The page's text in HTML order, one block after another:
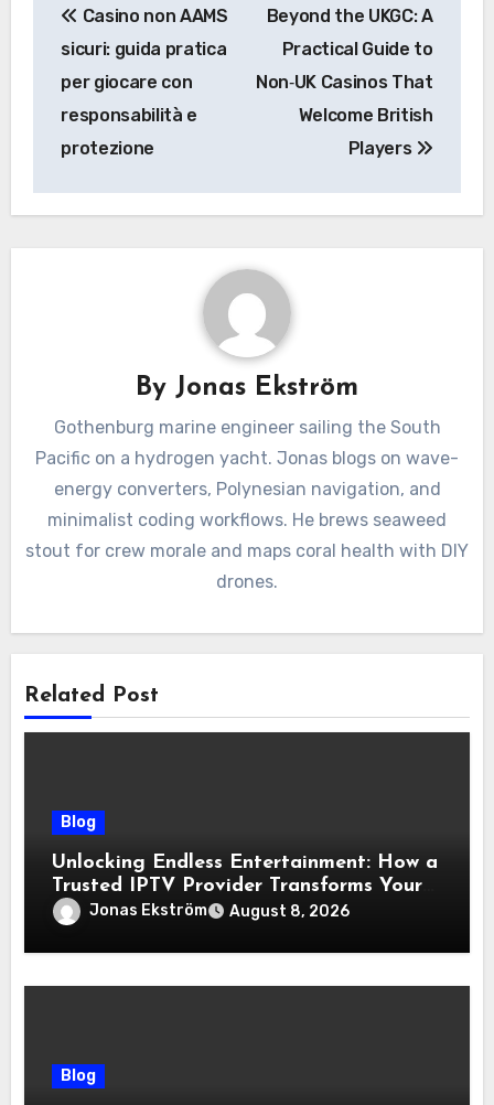
navigation
Casino non AAMS
sicuri: guida pratica
per giocare con
responsabilità e
protezione
Beyond the UKGC: A
Practical Guide to
Non‑UK Casinos That
Welcome British
Players
By Jonas Ekström
Gothenburg marine engineer sailing the South
Pacific on a hydrogen yacht. Jonas blogs on wave-
energy converters, Polynesian navigation, and
minimalist coding workflows. He brews seaweed
stout for crew morale and maps coral health with DIY
drones.
Related Post
Blog
Unlocking Endless Entertainment: How a
Trusted IPTV Provider Transforms Your
Viewing Experience
Jonas Ekström August 8, 2026
Blog